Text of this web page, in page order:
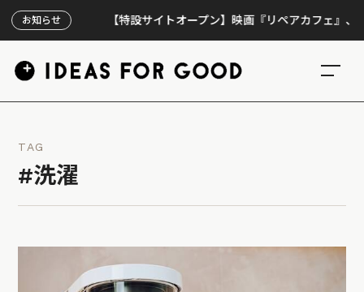
お知らせ【特設サイトオープン】映画『リペアカフェ』、上映300
TAG
#洗濯